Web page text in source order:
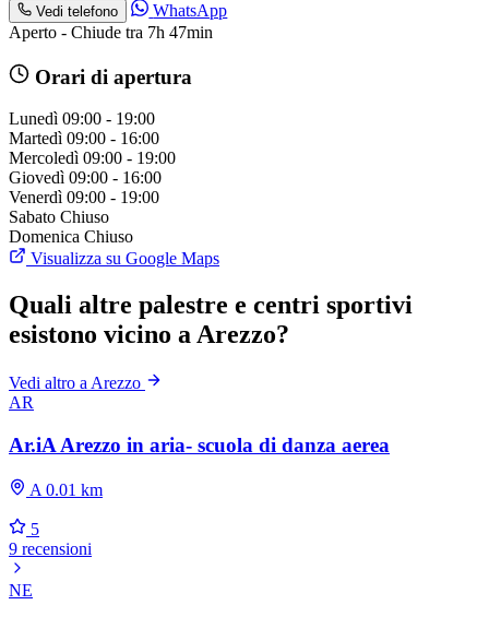
Vedi telefono
WhatsApp
Aperto - Chiude tra 7h 47min
Orari di apertura
Lunedì 09:00 - 19:00
Martedì 09:00 - 16:00
Mercoledì 09:00 - 19:00
Giovedì 09:00 - 16:00
Venerdì 09:00 - 19:00
Sabato Chiuso
Domenica Chiuso
Visualizza su Google Maps
Quali altre palestre e centri sportivi
esistono vicino a Arezzo?
Vedi altro a Arezzo
AR
Ar.iA Arezzo in aria- scuola di danza aerea
A 0.01 km
5
9 recensioni
NE